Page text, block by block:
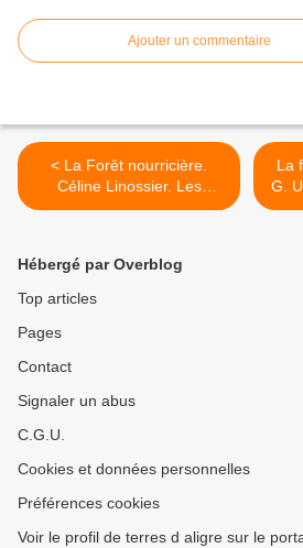
Ajouter un commentaire
< La Forêt nourricière.
Céline Linossier. Les
métiers de la forêt.
La
G.
Hébergé par Overblog
Top articles
Pages
Contact
Signaler un abus
C.G.U.
Cookies et données personnelles
Préférences cookies
Voir le profil de terres d aligre sur le